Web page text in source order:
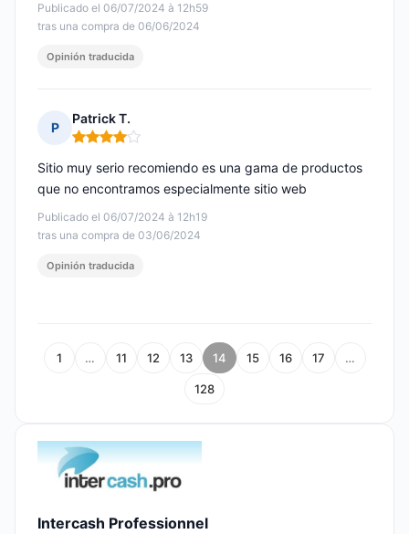
Publicado el 06/07/2024 à 12h59
tras una compra de 06/06/2024
Opinión traducida
P
Patrick T.
Nota: 4 de 5
Publicado el 06/07/2024 à 12h19
tras una compra de 03/06/2024
Sitio muy serio recomiendo es una gama de productos
que no encontramos especialmente sitio web
Opinión traducida
1 … 11 12 13 14 15 16 17 …
128
Intercash Professionnel